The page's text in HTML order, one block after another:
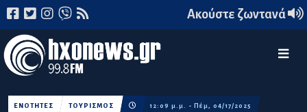
Ακούστε ζωντανά
ΕΝΟΤΗΤΕΣ ΤΟΥΡΙΣΜΟΣ 12:09 μ.μ. - Πέμ, 04/17/2025